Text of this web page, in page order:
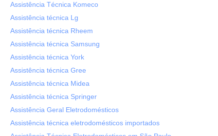
Assistência Técnica Komeco
Assistência técnica Lg
Assistência técnica Rheem
Assistência técnica Samsung
Assistência técnica York
Assistência técnica Gree
Assistência técnica Midea
Assistência técnica Springer
Assistência Geral Eletrodomésticos
Assistência técnica eletrodomésticos importados